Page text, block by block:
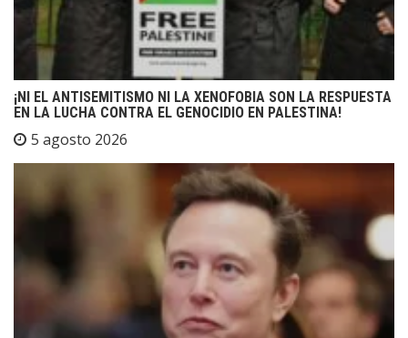
¡NI EL ANTISEMITISMO NI LA XENOFOBIA SON LA RESPUESTA
EN LA LUCHA CONTRA EL GENOCIDIO EN PALESTINA!
5 agosto 2026